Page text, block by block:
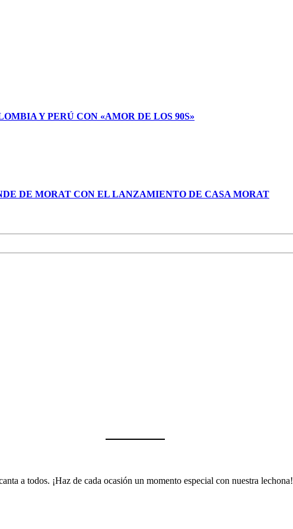
Y PERÚ CON «AMOR DE LOS 90S»
DE MORAT CON EL LANZAMIENTO DE CASA MORAT
a todos. ¡Haz de cada ocasión un momento especial con nuestra lechona!